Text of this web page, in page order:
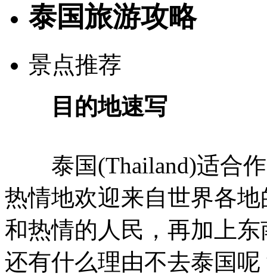
泰国旅游攻略
景点推荐
目的地速写
泰国(Thailand)适合作
热情地欢迎来自世界各
和热情的人民，再加上
还有什么理由不去泰国